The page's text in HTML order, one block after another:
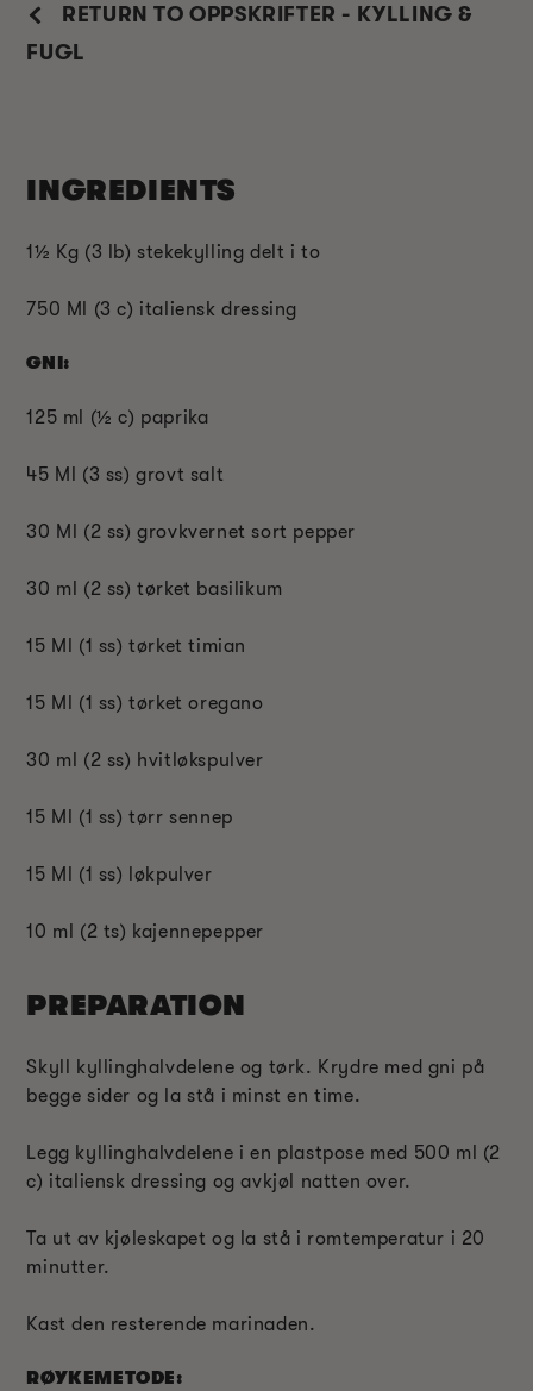
RETURN TO OPPSKRIFTER - KYLLING &
FUGL
INGREDIENTS
1 ½ Kg (3 lb) stekekylling delt i to
750 Ml (3 c) italiensk dressing
GNI:
125 ml (½ c) paprika
45 Ml (3 ss) grovt salt
30 Ml (2 ss) grovkvernet sort pepper
30 ml (2 ss) tørket basilikum
15 Ml (1 ss) tørket timian
15 Ml (1 ss) tørket oregano
30 ml (2 ss) hvitløkspulver
15 Ml (1 ss) tørr sennep
15 Ml (1 ss) løkpulver
10 ml (2 ts) kajennepepper
PREPARATION
Skyll kyllinghalvdelene og tørk. Krydre med gni på
begge sider og la stå i minst en time.
Legg kyllinghalvdelene i en plastpose med 500 ml (2
c) italiensk dressing og avkjøl natten over.
Ta ut av kjøleskapet og la stå i romtemperatur i 20
minutter.
Kast den resterende marinaden.
RØYKEMETODE: